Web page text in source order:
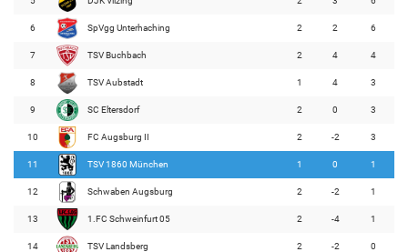
6 SpVgg Unterhaching 2 2 6
7 TSV Buchbach 2 4 4
8 TSV Aubstadt 1 4 3
9 SC Eltersdorf 2 0 3
10 FC Augsburg II 2 -2 3
11 TSV 1860 München 1 0 1
12 Schwaben Augsburg 2 -2 1
13 1.FC Schweinfurt 05 2 -4 1
14 TSV Landsberg 2 -2 0